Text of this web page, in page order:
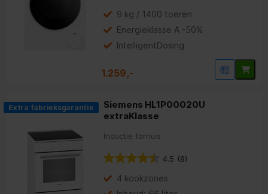
9 kg / 1400 toeren
Energieklasse A -50%
IntelligentDosing
1.259,-
Extra fabrieksgarantie
Siemens HL1P00020U
extraKlasse
Inductie fornuis
4.5 (8)
4 kookzones